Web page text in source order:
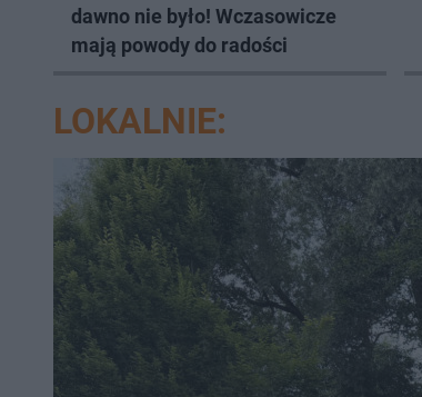
dawno nie było! Wczasowicze
mają powody do radości
LOKALNIE: